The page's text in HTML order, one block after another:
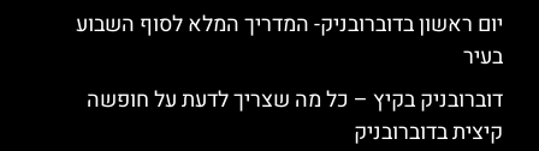
יום ראשון בדוברובניק- המדריך המלא לסוף השבוע
בעיר
דוברובניק בקיץ – כל מה שצריך לדעת על חופשה
קיצית בדוברובניק